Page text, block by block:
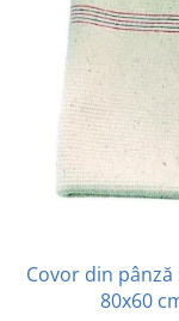
Covor din
80x60